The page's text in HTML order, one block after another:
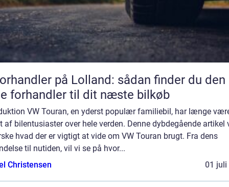
på Lolland: sådan finder du den
forhandler til dit næste bilkøb
VW Touran, en yderst populær familiebil, har længe
af bilentusiaster over hele verden. Denne dybdegående artikel
hvad der er vigtigt at vide om VW Touran brugt. Fra dens
til nutiden, vil vi se på hvor...
Christensen
01 juli